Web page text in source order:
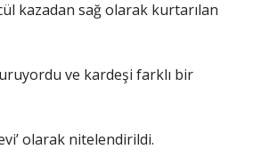
kazadan sağ olarak kurtarılan
ve kardeşi farklı bir
olarak nitelendirildi.